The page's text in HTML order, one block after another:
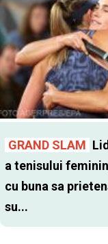
GRAND SLAM
a tenisului
cu buna sa
su...